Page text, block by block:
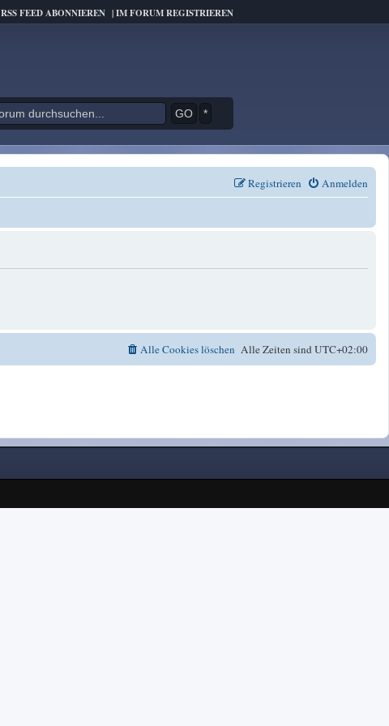
RSS FEED ABONNIEREN |IM FORUM REGISTRIEREN
*
Anmelden
Registrieren
Alle Zeiten sindUTC+02:00
Alle Cookies löschen